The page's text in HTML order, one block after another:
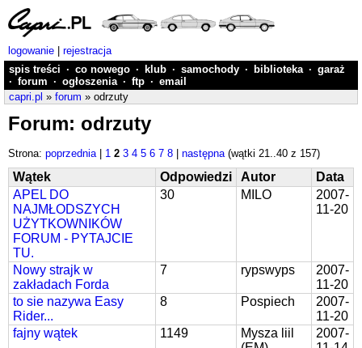
logowanie
rejestracja
spis treści · co nowego · klub · samochody · biblioteka · garaż
· forum · ogłoszenia · ftp · email
capri.pl » forum » odrzuty
Forum: odrzuty
Strona: poprzednia| 1 2 3 4 5 6 7 8 następna(wątki 21..40 z 157)
Wątek Odpowiedzi Autor
Data
APEL DO
NAJMŁODSZYCH
UŻYTKOWNIKÓW
FORUM - PYTAJCIE
TU.
30 MILO
2007-
11-20
Nowy strajk w
zakładach Forda
7 rypswyps
2007-
11-20
to sie nazywa Easy
Rider...
8 Pospiech
2007-
11-20
fajny wątek
1149
Mysza liil
2007-